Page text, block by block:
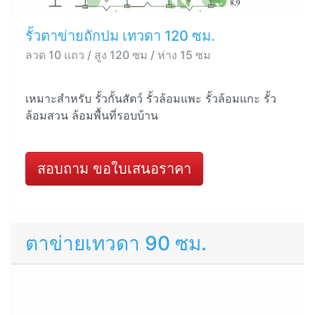
รั้วตาข่ายถักปม เทวดา 120 ซม.
ลวด 10 แถว / สูง 120 ซม / ห่าง 15 ซม
เหมาะสำหรับ รั้วกั้นสัตว์ รั้วล้อมแพะ รั้วล้อมแกะ รั้ว
ล้อมสวน ล้อมพื้นที่รอบบ้าน
สอบถาม ขอใบเสนอราคา
ตาข่ายเทวดา 90 ซม.